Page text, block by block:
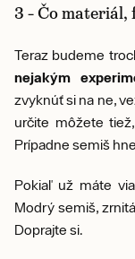
3 – Čo
Teraz budeme
nejakým
zvyknúť si na ne,
určite môžete
Prípadne semiš
Pokiaľ už máte
Modrý semiš,
Doprajte si.